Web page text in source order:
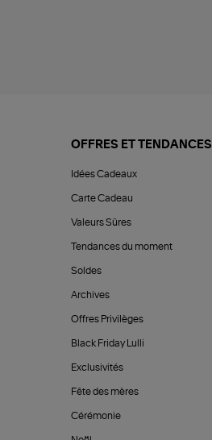
OFFRES ET TENDANCES
Idées Cadeaux
Carte Cadeau
Valeurs Sûres
Tendances du moment
Soldes
Archives
Offres Privilèges
Black Friday Lulli
Exclusivités
Fête des mères
Cérémonie